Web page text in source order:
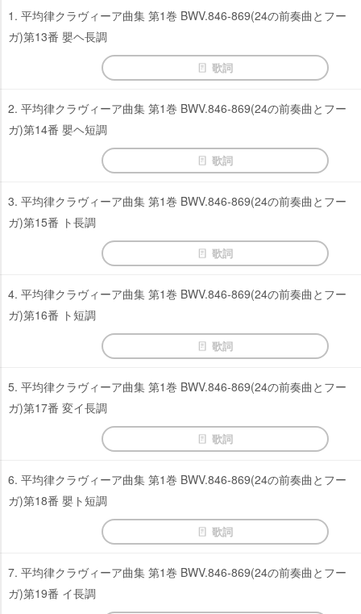
1. 平均律クラヴィーア曲集 第1巻 BWV.846-869(24の前奏曲とフー
ガ)第13番 嬰ヘ長調
歌詞
2. 平均律クラヴィーア曲集 第1巻 BWV.846-869(24の前奏曲とフー
ガ)第14番 嬰ヘ短調
歌詞
3. 平均律クラヴィーア曲集 第1巻 BWV.846-869(24の前奏曲とフー
ガ)第15番 ト長調
歌詞
4. 平均律クラヴィーア曲集 第1巻 BWV.846-869(24の前奏曲とフー
ガ)第16番 ト短調
歌詞
5. 平均律クラヴィーア曲集 第1巻 BWV.846-869(24の前奏曲とフー
ガ)第17番 変イ長調
歌詞
6. 平均律クラヴィーア曲集 第1巻 BWV.846-869(24の前奏曲とフー
ガ)第18番 嬰ト短調
歌詞
7. 平均律クラヴィーア曲集 第1巻 BWV.846-869(24の前奏曲とフー
ガ)第19番 イ長調